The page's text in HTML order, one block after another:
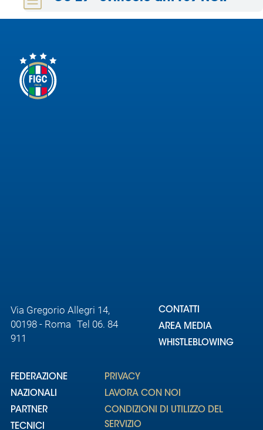
nazionali
Assicurazione
Social media
Via Gregorio Allegri 14,
00198 - Roma Tel 06. 84
911
CONTATTI
AREA MEDIA
WHISTLEBLOWING
FEDERAZIONE
NAZIONALI
PARTNER
TECNICI
PRIVACY
LAVORA CON NOI
CONDIZIONI DI UTILIZZO DEL
SERVIZIO